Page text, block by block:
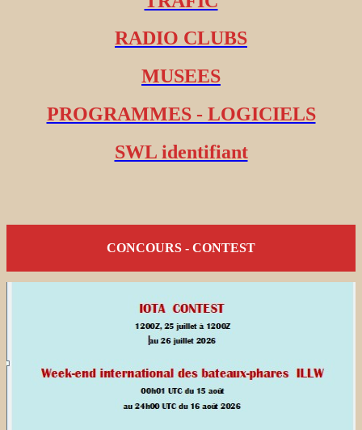
RADIO CLUBS
MUSEES
PROGRAMMES - LOGICIELS
SWL identifiant
CONCOURS - CONTEST